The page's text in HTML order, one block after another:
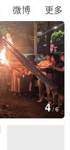
微博 更多
点亮葛仙村
5/6